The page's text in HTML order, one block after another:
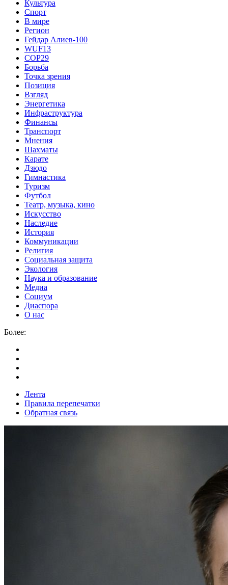
Культура
Спорт
В мире
Регион
Гейдар Алиев-100
WUF13
COP29
Борьба
Точка зрения
Позиция
Взгляд
Энергетика
Инфраструктура
Финансы
Транспорт
Мнения
Шахматы
Карате
Дзюдо
Гимнастика
Туризм
Футбол
Театр, музыка, кино
Искусство
Наследие
История
Коммуникации
Религия
Социальная защита
Экология
Наука и образование
Медиа
Социум
Диаспора
О нас
Более:
Лента
Правила перепечатки
Обратная связь